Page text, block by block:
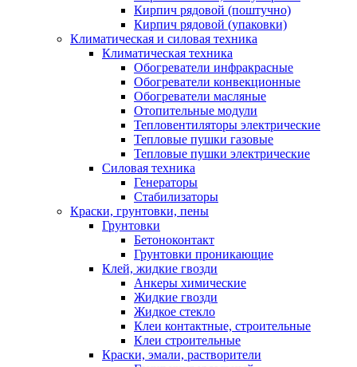
Кирпич рядовой (поштучно)
Кирпич рядовой (упаковки)
Климатическая и силовая техника
Климатическая техника
Обогреватели инфракрасные
Обогреватели конвекционные
Обогреватели масляные
Отопительные модули
Тепловентиляторы электрические
Тепловые пушки газовые
Тепловые пушки электрические
Силовая техника
Генераторы
Стабилизаторы
Краски, грунтовки, пены
Грунтовки
Бетоноконтакт
Грунтовки проникающие
Клей, жидкие гвозди
Анкеры химические
Жидкие гвозди
Жидкое стекло
Клеи контактные, строительные
Клеи строительные
Краски, эмали, растворители